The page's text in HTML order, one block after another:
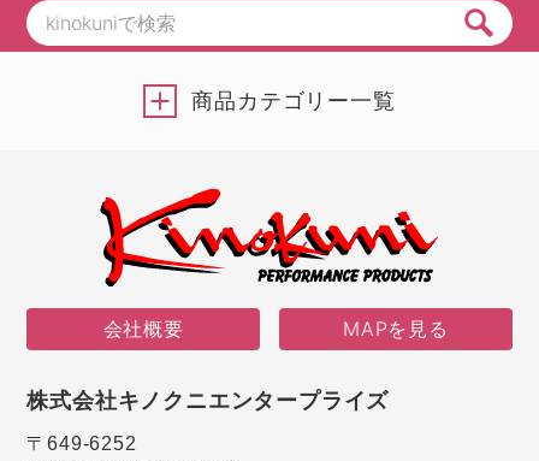
商品カテゴリー一覧
会社概要 MAPを見る
株式会社キノクニエンタープライズ
〒649-6252